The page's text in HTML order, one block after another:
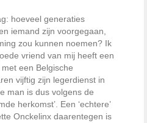
hoeveel generaties
iemand zijn voorgegaan,
zou kunnen noemen? Ik
vriend van mij heeft een
een Belgische
vijftig zijn legerdienst in
man is dus volgens de
herkomst’. Een ‘echtere’
Onckelinx daarentegen is